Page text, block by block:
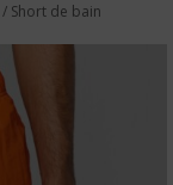
/ Short de bain